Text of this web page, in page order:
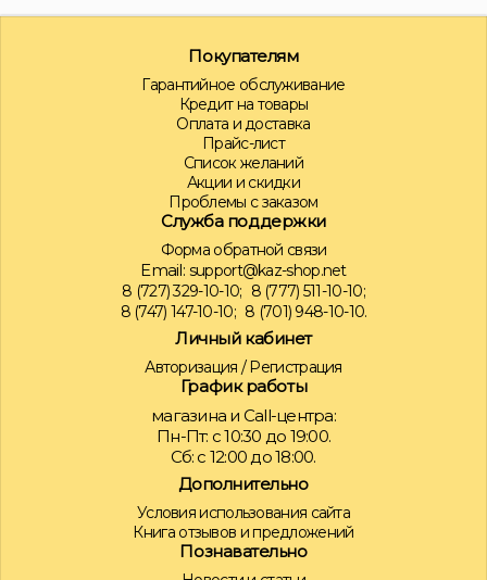
Покупателям
Гарантийное обслуживание
Кредит на товары
Оплата и доставка
Прайс-лист
Список желаний
Акции и скидки
Проблемы с заказом
Служба поддержки
Форма обратной связи
Email: support@kaz-shop.net
8 (727) 329-10-10; 8 (777) 511-10-10;
8 (747) 147-10-10; 8 (701) 948-10-10.
Личный кабинет
Авторизация /Регистрация
График работы
магазина и Call-центра:
Пн-Пт: с 10:30 до 19:00.
Сб: с 12:00 до 18:00.
Дополнительно
Условия использования сайта
Книга отзывов и предложений
Познавательно